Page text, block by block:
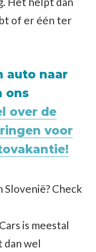
of er één ter
auto naar
ons
over de
voor
Check
is meestal
dan wel